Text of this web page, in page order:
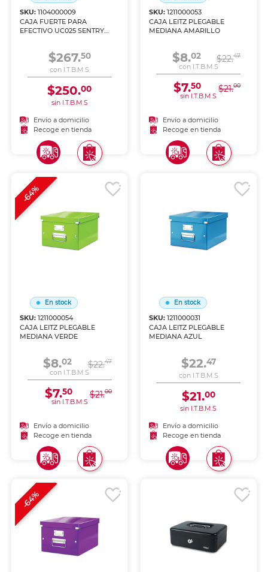
SKU:1104000009
CAJA FUERTE PARA
EFECTIVO UC025 SENTRY
$267.50
con I.T.B.M.S
$250.00
sin I.T.B.M.S
Envío a domicilio
Recoge en tienda
SKU: 1211000053
CAJA LEITZ PLEGABLE
MEDIANA AMARILLO
$8.02 $22.47
con I.T.B.M.S
$7.50 $21.00
sin I.T.B.M.S
Envío a domicilio
Recoge en tienda
En stock
SKU:1211000054
CAJA LEITZ PLEGABLE
MEDIANA VERDE
$8.02 $22.47
con I.T.B.M.S
$7.50 $21.00
sin I.T.B.M.S
Envío a domicilio
Recoge en tienda
-64%
En stock
SKU: 1211000031
CAJA LEITZ PLEGABLE
MEDIANA AZUL
$22.47
con I.T.B.M.S
$21.00
sin I.T.B.M.S
Envío a domicilio
Recoge en tienda
-64%